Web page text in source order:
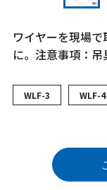
ワイヤーを現場
に。注意事項：吊
WLF-3 WLF-4